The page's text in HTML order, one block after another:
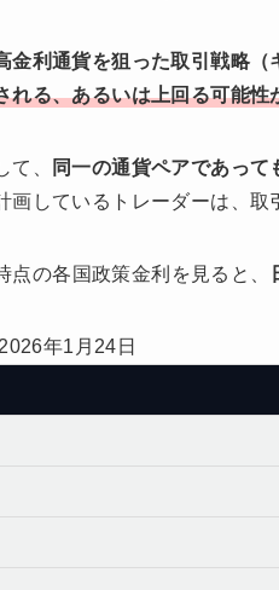
金利通貨を狙った取引戦略
れる、あるいは上回る可能性
て、 同一の通貨ペアであって
画しているトレーダーは、取
点の各国政策金利を見ると、
2026年1月24日